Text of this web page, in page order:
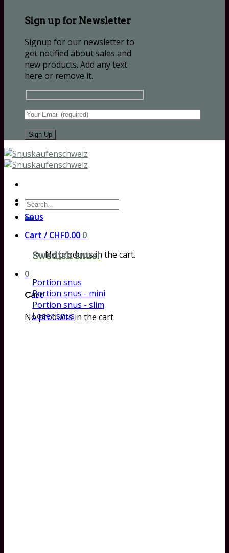
Sign up for Newsletter
Signup for our newsletter to
get notified about sales and
new products. Add any text
here or remove it.
Search
for:
Cart / CHF0.00 0
No products in the cart.
0
Cart
No products in the cart.
Snus
Swedish snus!
Portion snus
Portion snus - mini
Portion snus - slim
Loser snus